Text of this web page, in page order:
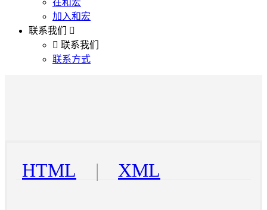
在和宏
加入和宏
联系我们
联系我们
联系方式
HTML | XML